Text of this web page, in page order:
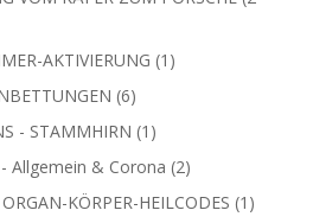
AKTIVIERUNG 1 1
66
Produkte
- STAMMHIRN 1 1
Produkt
Allgemein & Corona 22
Produkte
KÖRPER-HEILCODES 1 1